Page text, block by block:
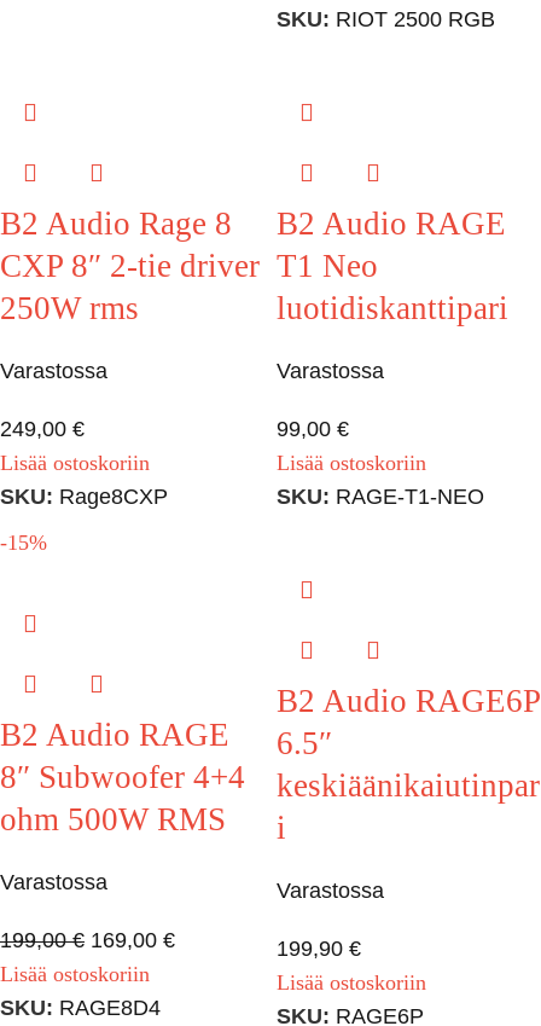
SKU: RIOT 2500 RGB
B2 Audio Rage 8
CXP 8″ 2-tie driver
250W rms
Varastossa
249,00 €
Lisää ostoskoriin
SKU: Rage8CXP
B2 Audio RAGE
T1 Neo
luotidiskanttipari
Varastossa
99,00 €
Lisää ostoskoriin
SKU: RAGE-T1-NEO
-15%
B2 Audio RAGE
8″ Subwoofer 4+4
ohm 500W RMS
Varastossa
199,00€ 169,00 €
Lisää ostoskoriin
SKU: RAGE8D4
B2 Audio RAGE6P
6.5″
keskiäänikaiutinpar
i
Varastossa
199,90 €
Lisää ostoskoriin
SKU: RAGE6P